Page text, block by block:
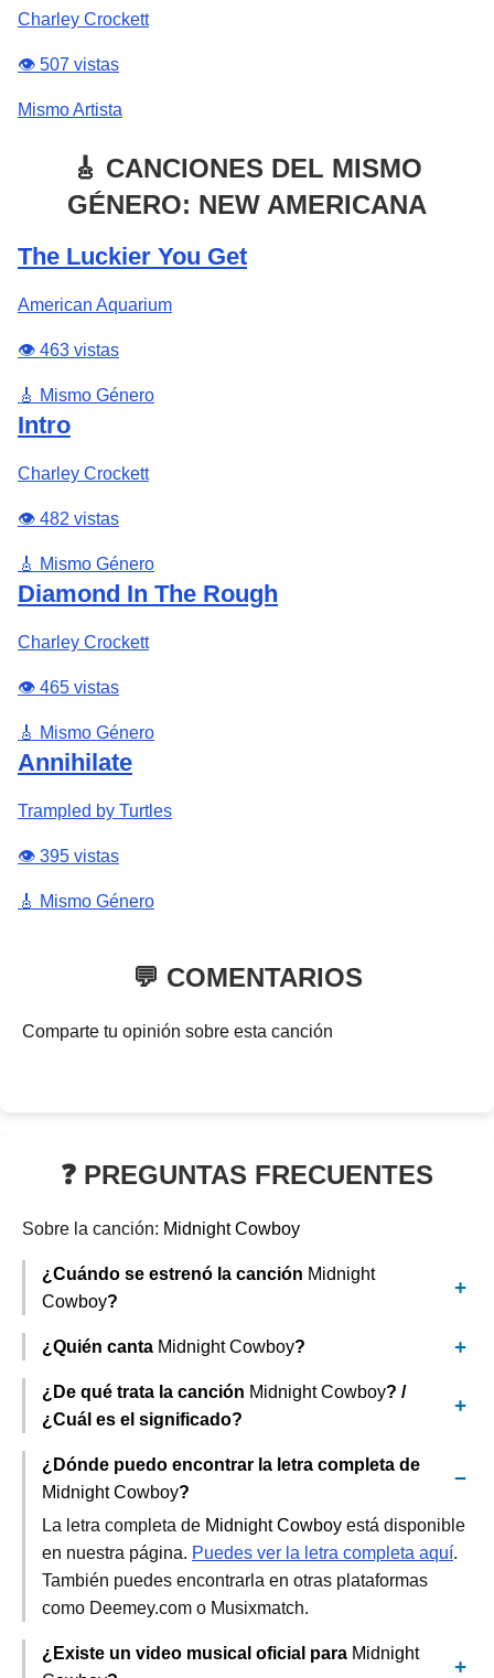
Charley Crockett
👁️ 507 vistas
Mismo Artista
🎸 CANCIONES DEL MISMO
GÉNERO: NEW AMERICANA
The Luckier You Get
American Aquarium
👁️ 463 vistas
🎸 Mismo Género
Intro
Charley Crockett
👁️ 482 vistas
🎸 Mismo Género
Diamond In The Rough
Charley Crockett
👁️ 465 vistas
🎸 Mismo Género
Annihilate
Trampled by Turtles
👁️ 395 vistas
🎸 Mismo Género
💬 COMENTARIOS
Comparte tu opinión sobre esta canción
❓ PREGUNTAS FRECUENTES
Sobre la canción: Midnight Cowboy
¿Cuándo se estrenó la canción Midnight
Cowboy?
¿Quién canta Midnight Cowboy?
¿De qué trata la canción Midnight Cowboy? /
¿Cuál es el significado?
¿Dónde puedo encontrar la letra completa de
Midnight Cowboy?
La letra completa de Midnight Cowboy está disponible
en nuestra página. Puedes ver la letra completa aquí.
También puedes encontrarla en otras plataformas
como Deemey.com o Musixmatch.
¿Existe un video musical oficial para Midnight